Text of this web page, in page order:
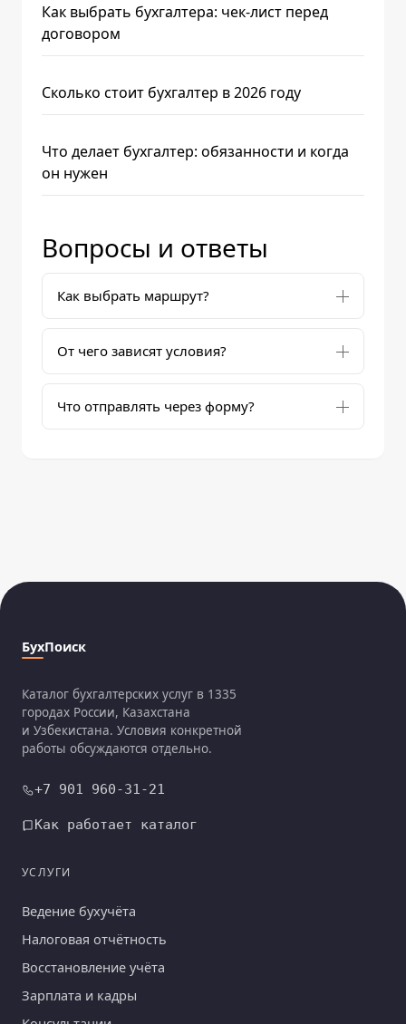
Как выбрать бухгалтера: чек-лист перед
договором
Сколько стоит бухгалтер в 2026 году
Что делает бухгалтер: обязанности и когда
он нужен
Вопросы и ответы
Как выбрать маршрут?
От чего зависят условия?
Что отправлять через форму?
БухПоиск
Каталог бухгалтерских услуг в 1335
городах России, Казахстана
и Узбекистана. Условия конкретной
работы обсуждаются отдельно.
+7 901 960-31-21
Как работает каталог
УСЛУГИ
Ведение бухучёта
Налоговая отчётность
Восстановление учёта
Зарплата и кадры